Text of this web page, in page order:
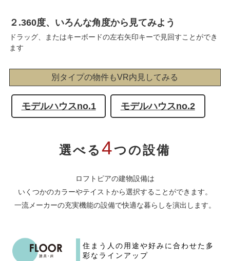
２.360度、いろんな角度から見てみよう
ドラッグ、またはキーボードの左右矢印キーで見回すことができ
ます
別タイプの物件もVR内見してみる
モデルハウスno.1 モデルハウスno.2
選べる4つの設備
ロフトピアの建物設備は
いくつかのカラーやテイストから選択することができます。
一流メーカーの充実機能の設備で快適な暮らしを演出します。
住まう人の用途や好みに合わせた 多
彩なラインアップ